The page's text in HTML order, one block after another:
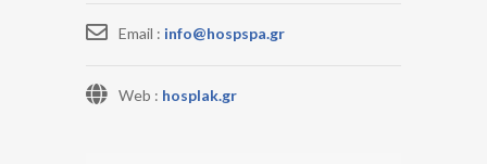
Email : info@hospspa.gr
Web : hosplak.gr